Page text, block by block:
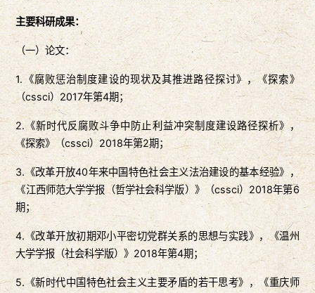
主要科研成果：
（一）论文：
1.《腐败惩治制度建设的现状及其推进路径探讨》，《探索》
（cssci）2017年第4期；
2.《新时代反腐败斗争中防止利益冲突制度建设路径探析》，
《探索》（cssci）2018年第2期；
3.《改革开放40年来中国特色社会主义法治建设的基本经验》，
《江西师范大学学报（哲学社会科学版）》（cssci）2018年第6
期；
4.《改革开放初期邓小平密切党群关系的思想与实践》，《温州
大学学报（社会科学版）》2018年第4期；
5.《新时代中国特色社会主义主要矛盾的若干思考》，《重庆师